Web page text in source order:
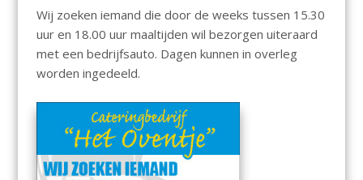
Wij zoeken iemand die door de weeks tussen 15.30
uur en 18.00 uur maaltijden wil bezorgen uiteraard
met een bedrijfsauto. Dagen kunnen in overleg
worden ingedeeld.